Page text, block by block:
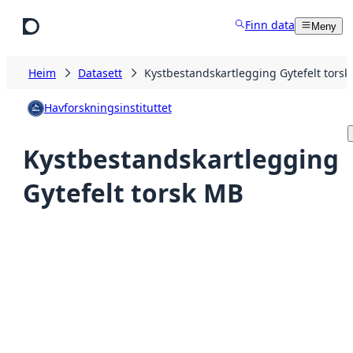
Finn data Meny
Heim Datasett Kystbestandskartlegging Gytefelt torsk
Havforskningsinstituttet
Kystbestandskartlegging
Gytefelt torsk MB